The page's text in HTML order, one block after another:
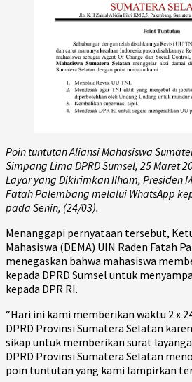
Poin tuntutan Aliansi Mahasiswa
Simpang Lima DPRD Sumsel, 25 Maret
Layar yang Dikirimkan Ilham, Presiden
Fatah Palembang melalui WhatsApp
pada Senin, (24/03).
Menanggapi pernyataan tersebut,
Mahasiswa (DEMA) UIN Raden Fatah
menegaskan bahwa mahasiswa
kepada DPRD Sumsel untuk
kepada DPR RI.
“Hari ini kami memberikan waktu 2 x
DPRD Provinsi Sumatera Selatan
sikap untuk memberikan surat
DPRD Provinsi Sumatera Selatan
poin tuntutan yang kami lampirkan